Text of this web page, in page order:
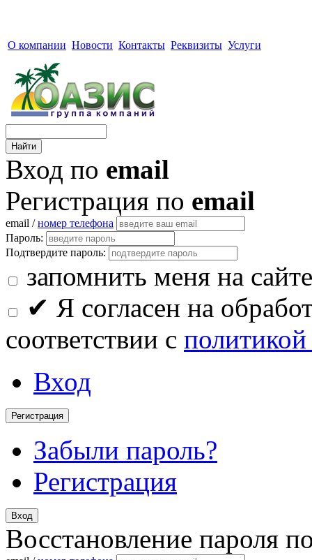
О компании Новости Контакты Реквизиты Услуги
Вход по email
Регистрация по email
email /номер телефона
Пароль:
Подтвердите пароль:
запомнить меня на сайте
✔ Я согласен на
соответствии с
Вход
Регистрация
Забыли пароль?
Регистрация
Вход
Восстановление пароля